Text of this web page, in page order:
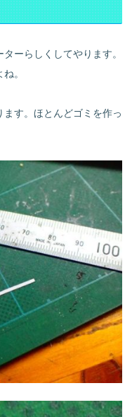
ーらしくしてやります。
。
す。ほとんどゴミを作っ